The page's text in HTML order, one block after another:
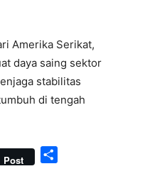
Amerika Serikat,
daya saing sektor
stabilitas
di tengah
Post